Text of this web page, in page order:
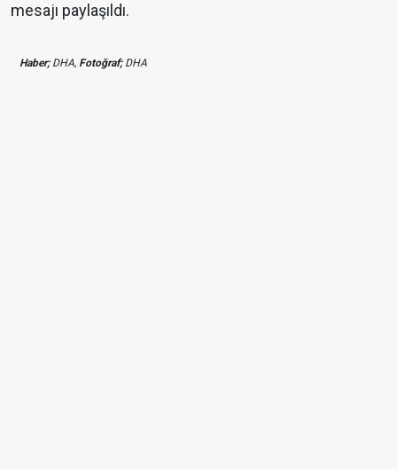
mesajı paylaşıldı.
Haber;DHA, Fotoğraf;DHA